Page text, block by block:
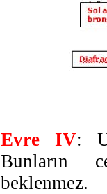
Evre IV:
Bunların
beklenmez.